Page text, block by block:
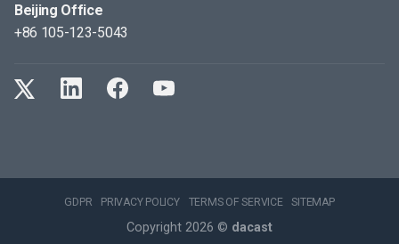
Beijing Office
+86 105-123-5043
GDPR PRIVACY POLICY TERMS OF SERVICE SITEMAP
Copyright 2026 © dacast